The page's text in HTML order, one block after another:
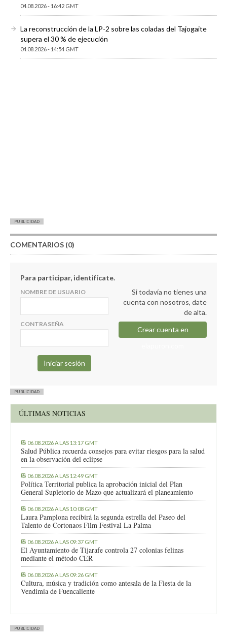
04.08.2026 - 16:42 GMT
La reconstrucción de la LP-2 sobre las coladas del Tajogaite
supera el 30 % de ejecución
04.08.2026 - 14:54 GMT
PUBLICIDAD
COMENTARIOS (0)
Para participar, identifícate.
NOMBRE DE USUARIO
CONTRASEÑA
Si todavía no tienes una
cuenta con nosotros, date
de alta.
Crear cuenta en
PUBLICIDAD
ÚLTIMAS NOTICIAS
06.08.2026 A LAS 13:17 GMT
Salud Pública recuerda consejos para evitar riesgos para la salud
en la observación del eclipse
06.08.2026 A LAS 12:49 GMT
Política Territorial publica la aprobación inicial del Plan
General Supletorio de Mazo que actualizará el planeamiento
06.08.2026 A LAS 10:08 GMT
Laura Pamplona recibirá la segunda estrella del Paseo del
Talento de Cortonaos Film Festival La Palma
06.08.2026 A LAS 09:37 GMT
El Ayuntamiento de Tijarafe controla 27 colonias felinas
mediante el método CER
06.08.2026 A LAS 09:26 GMT
Cultura, música y tradición como antesala de la Fiesta de la
Vendimia de Fuencaliente
PUBLICIDAD